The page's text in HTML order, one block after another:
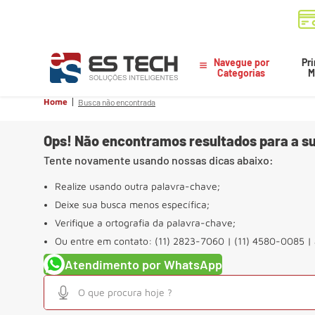
Navegue por
Categorias
Home Busca não encontrada
Ops! Não encontramos resultados para a
Tente novamente usando nossas dicas abaixo:
Realize usando outra palavra-chave;
Deixe sua busca menos específica;
Verifique a ortografia da palavra-chave;
Ou entre em contato: (11) 2823-7060 | (11) 4580-0085 |
Atendimento por WhatsApp
O que procura hoje ?